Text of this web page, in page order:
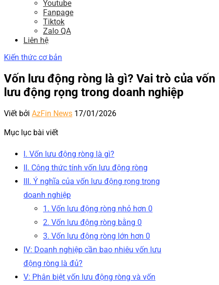
Youtube
Fanpage
Tiktok
Zalo QA
Liên hệ
Kiến thức cơ bản
Vốn lưu động ròng là gì? Vai trò của vốn
lưu động rọng trong doanh nghiệp
Viết bởi AzFin News 17/01/2026
Mục lục bài viết
I. Vốn lưu động ròng là gì?
II. Công thức tính vốn lưu động ròng
III. Ý nghĩa của vốn lưu động rọng trong
doanh nghiệp
1. Vốn lưu động ròng nhỏ hơn 0
2. Vốn lưu động ròng bằng 0
3. Vốn lưu động ròng lớn hơn 0
IV: Doanh nghiệp cần bao nhiêu vốn lưu
động ròng là đủ?
V: Phân biệt vốn lưu động ròng và vốn